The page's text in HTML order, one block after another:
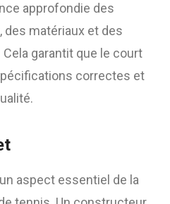
approfondie des
matériaux et des
garantit que le court
correctes et
aspect essentiel de la